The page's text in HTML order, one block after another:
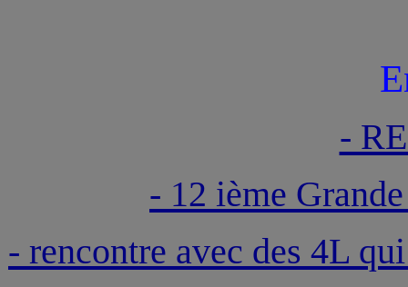
-
- 12 ième
- rencontre avec des 4L